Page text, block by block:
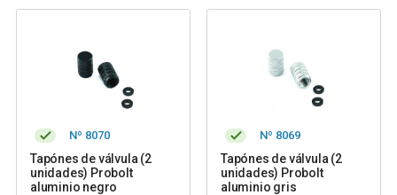
Nº 8070
Tapónes de válvula (2
unidades) Probolt
aluminio negro
Nº 8069
Tapónes de válvula (2
unidades) Probolt
aluminio gris